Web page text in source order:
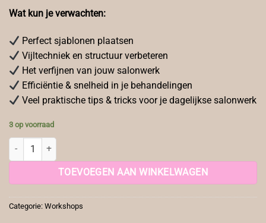
Wat kun je verwachten:
Perfect sjablonen plaatsen
Vijltechniek en structuur verbeteren
Het verfijnen van jouw salonwerk
Efficiëntie & snelheid in je behandelingen
Veel praktische tips & tricks voor je dagelijkse salonwerk
3 op voorraad
Salon Perfectie Training 1 Dag aantal
TOEVOEGEN AAN WINKELWAGEN
Categorie: Workshops